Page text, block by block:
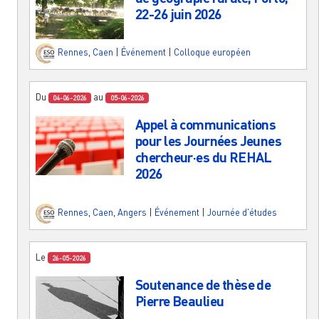
22-26 juin 2026
Rennes, Caen Événement Colloque européen
Du 04-06-2026 au 05-06-2026
Appel à communications
pour les Journées Jeunes
chercheur·es du REHAL
2026
Rennes Caen Angers Événement Journée d'études
Le 26-05-2026
Soutenance de thèse de
Pierre Beaulieu